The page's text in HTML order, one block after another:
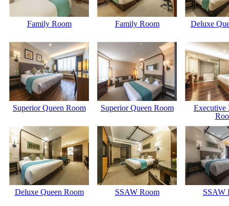
Family Room Family Room Deluxe
Superior Queen Room Superior Queen Room
Executive
Deluxe Queen Room SSAW Room SSAW